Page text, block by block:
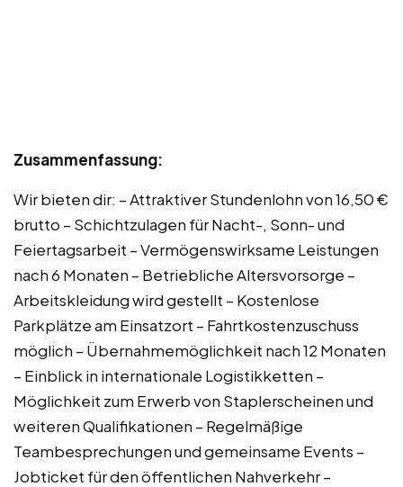
Zusammenfassung:
Wir bieten dir: – Attraktiver Stundenlohn von 16,50 €
brutto – Schichtzulagen für Nacht-, Sonn- und
Feiertagsarbeit – Vermögenswirksame Leistungen
nach 6 Monaten – Betriebliche Altersvorsorge –
Arbeitskleidung wird gestellt – Kostenlose
Parkplätze am Einsatzort – Fahrtkostenzuschuss
möglich – Übernahmemöglichkeit nach 12 Monaten
– Einblick in internationale Logistikketten –
Möglichkeit zum Erwerb von Staplerscheinen und
weiteren Qualifikationen – Regelmäßige
Teambesprechungen und gemeinsame Events –
Jobticket für den öffentlichen Nahverkehr –